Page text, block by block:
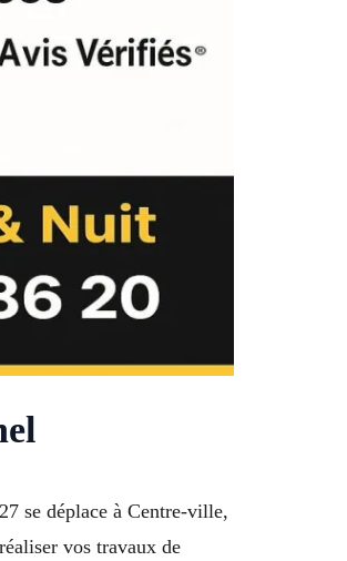
se déplace à Centre-ville,
vos travaux de